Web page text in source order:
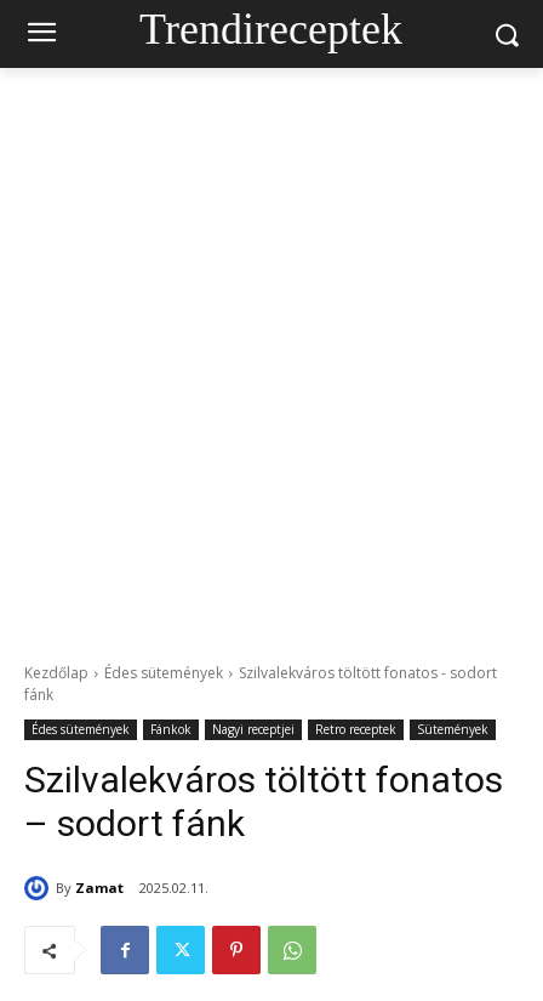
Trendireceptek
Kezdőlap Édes sütemények
Szilvalekváros töltött fonatos - sodort
fánk
Édes sütemények Fánkok Nagyi receptjei Retro receptek Sütemények
Szilvalekváros töltött fonatos
– sodort fánk
By Zamat 2025.02.11.